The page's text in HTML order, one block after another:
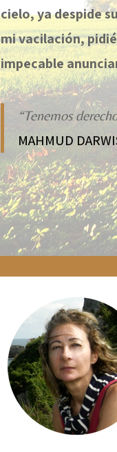
cielo, ya despide
mi vacilación,
impecable
“Tenemos
MAHMUD